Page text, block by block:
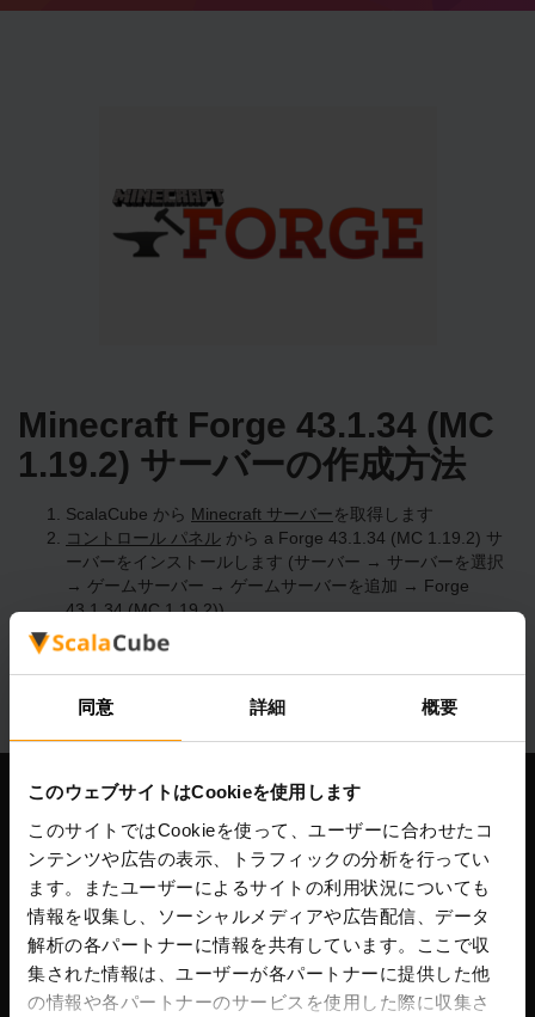
同意 詳細 概要
このウェブサイトはCookieを使用します
このサイトではCookieを使って、ユーザーに合わせたコ
ンテンツや広告の表示、トラフィックの分析を行ってい
ます。またユーザーによるサイトの利用状況についても
情報を収集し、ソーシャルメディアや広告配信、データ
解析の各パートナーに情報を共有しています。ここで収
集された情報は、ユーザーが各パートナーに提供した他
の情報や各パートナーのサービスを使用した際に収集さ
Minecraft Forge 43.1.34 (MC
1.19.2) サーバーの作成方法
ScalaCube から Minecraft サーバーを取得します
コントロール パネル から a Forge 43.1.34 (MC 1.19.2) サ
ーバーをインストールします (サーバー → サーバーを選択
→ ゲームサーバー → ゲームサーバーを追加 → Forge
43.1.34 (MC 1.19.2))
サーバー上で楽しくプレイしてください!
Scalable Hosting Solutions OÜ
登録コード: 14652605
VAT番号: EE102133820
住所: Harju maakond, Tallinn, Kesklinna linnaosa,